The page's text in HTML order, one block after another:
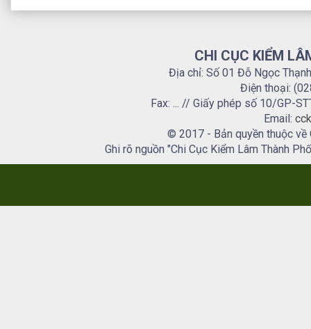
CHI CỤC KIỂM
Địa chỉ: Số 01 Đỗ Ngọc
Điện thoại:
Fax: ... // Giấy phép số 10/GP-
Email:
© 2017 - Bản quyền thuộc về
Ghi rõ nguồn "Chi Cục Kiểm Lâm Thành